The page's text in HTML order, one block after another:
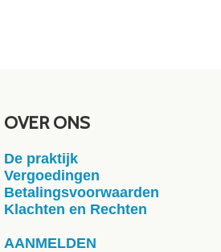
OVER ONS
De praktijk
Vergoedingen
Betalingsvoorwaarden
Klachten en Rechten
AANMELDEN